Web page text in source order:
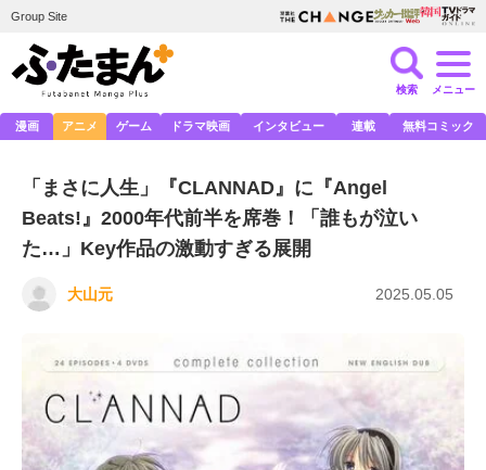
Group Site
検索 メニュー
漫画 アニメ ゲーム ドラマ映画 インタビュー 連載 無料コミック
「まさに人生」『CLANNAD』に『Angel
Beats!』2000年代前半を席巻！「誰もが泣い
た…」Key作品の激動すぎる展開
大山元 2025.05.05